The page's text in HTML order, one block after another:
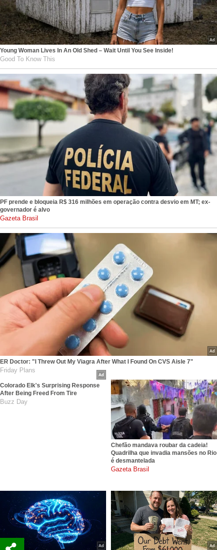
Young Woman Lives In An Old Shed – Wait Until You See Inside!
Good To Know This
PF prende e bloqueia R$ 316 milhões em operação contra desvio em MT; ex-
governador é alvo
gazetabrasil.com.br
ER Doctor: "I Threw Out My Viagra After What I Found On CVS Aisle 7"
Friday Plans
Colorado Elk's Surprising Response
After Being Freed From Tire
Buzz Day
Chefão mandava roubar da cadeia!
Quadrilha que invadia mansões no Rio
é desmantelada
gazetabrasil.com.br